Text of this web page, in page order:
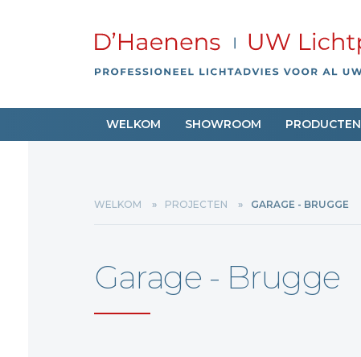
WELKOM SHOWROOM PRODUCTEN
WELKOM PROJECTEN GARAGE - BRUGGE
Garage - Brugge